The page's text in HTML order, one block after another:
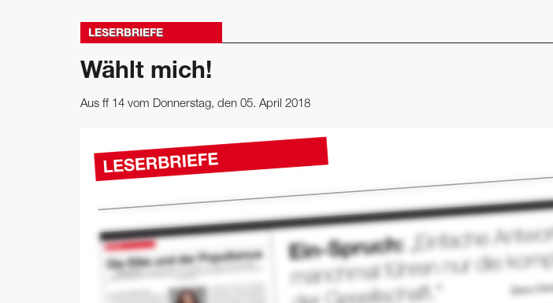
LESERBRIEFE
Wählt mich!
Aus ff 14 vom Donnerstag, den 05. April 2018